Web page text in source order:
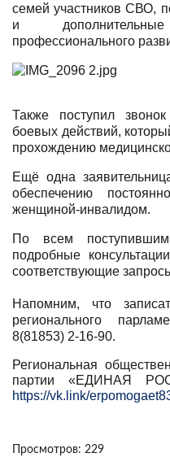
семей участников СВО,
и
профессионального
Также поступил
боевых действий,
прохождению
Ещё одна
обеспечению
женщиной-инвалидом.
По всем
подробные
соответствующие
Напомним, что
регионального
8(81853) 2-16-90.
Региональная
партии «ЕДИНАЯ
https://vk.link/
Просмотров: 229